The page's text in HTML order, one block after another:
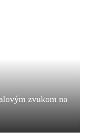
zvukom na